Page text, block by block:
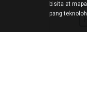
bisita at
pang